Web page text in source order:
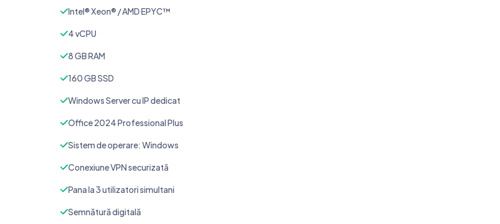
Intel® Xeon® / AMD EPYC™
4 vCPU
8 GB RAM
160 GB SSD
Windows Server cu IP dedicat
Office 2024 Professional Plus
Sistem de operare: Windows
Conexiune VPN securizată
Pana la 3 utilizatori simultani
Semnătură digitală